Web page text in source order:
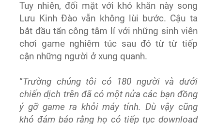
Tuy nhiên, đối mặt với khó khăn này song
Lưu Kinh Đào vẫn không lùi bước. Cậu ta
bắt đầu tấn công tâm lí với những sinh viên
chơi game nghiêm túc sau đó từ từ tiếp
cận những người ở xung quanh.
“Trường chúng tôi có 180 người và dưới
chiến dịch trên đã có một nửa các bạn đồng
ý gỡ game ra khỏi máy tính. Dù vậy cũng
khó đảm bảo rằng họ có tiếp tục download